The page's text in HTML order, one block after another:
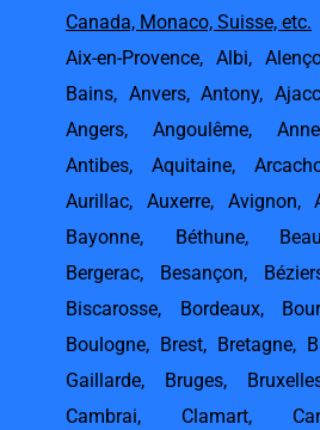
Canada, Monaco, Suisse, etc.
Aix-en-Provence, Albi,
Bains, Anvers,Antony,
Angers, Angoulême,
Antibes, Aquitaine,
Aurillac, Auxerre, Avignon,
Bayonne, Béthune,
Bergerac, Besançon,
Biscarosse, Bordeaux,
Boulogne, Brest, Bretagne,
Gaillarde, Bruges,
Cambrai, Clamart,